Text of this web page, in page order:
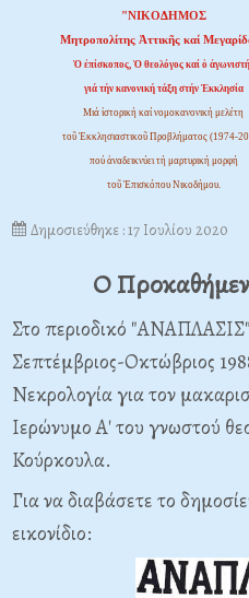
"ΝΙΚΟΔΗΜΟΣ
Μητροπολίτης Ἀττικῆς καί
Ὁ ἐπίσκοπος, Ὁ θεολόγος καί ὁ
γιά τήν κανονική τάξη στήν Ἐκκλησία
Μιά ἱστορική καί νομοκανονική μελέτη
τοῦ Ἐκκλησιαστικοῦ Προβλήματος (1974-
πού ἀναδεικνύει τή μαρτυρική μορφή
τοῦ Ἐπισκόπου Νικοδήμου.
Δημοσιεύθηκε : 17 Ιουλίου 2020
Ο
Στο περιοδικό
Σεπτέμβριος-Οκτώβριος
Νεκρολογία για τον
Ιερώνυμο Α' του γνωστού
Κούρκουλα.
Για να διαβάσετε το
εικονίδιο: